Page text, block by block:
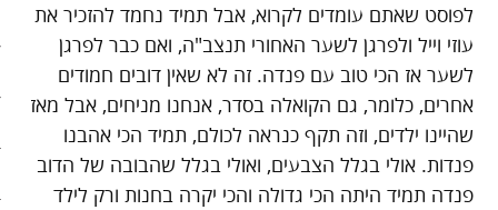
חיים ופנאי
תיירות
בריאות
לפוסט שאתם עומדים לקרוא, אבל תמיד נחמד להזכיר את
עוזי וייל ולפרגן לשער האחורי תנצב"ה, ואם כבר לפרגן
לשער אז הכי טוב עם פנדה. זה לא שאין דובים חמודים
אחרים, כלומר, גם הקואלה בסדר, אנחנו מניחים, אבל מאז
שהיינו ילדים, וזה תקף כנראה לכולם, תמיד הכי אהבנו
פנדות. אולי בגלל הצבעים, ואולי בגלל שהבובה של הדוב
פנדה תמיד היתה הכי גדולה והכי יקרה בחנות ורק לילד